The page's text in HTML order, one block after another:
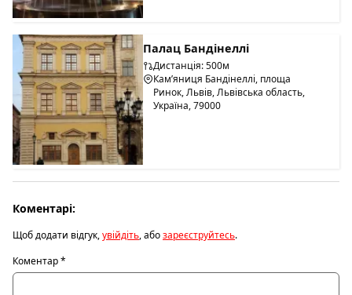
Палац Бандінеллі
Дистанція: 500м
Кам’яниця Бандінеллі, площа
Ринок, Львів, Львівська область,
Україна, 79000
Коментарі:
Щоб додати відгук,увійдіть, абозареєструйтесь.
Коментар*